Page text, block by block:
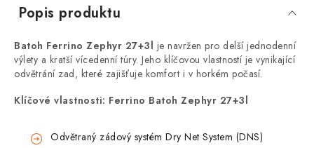
Popis produktu
Batoh Ferrino Zephyr 27+3l je navržen pro delší jednodenní
výlety a kratší vícedenní túry. Jeho klíčovou vlastností je vynikající
odvětrání zad, které zajišťuje komfort i v horkém počasí.
Klíčové vlastnosti: Ferrino Batoh Zephyr 27+3l
Odvětraný zádový systém Dry Net System (DNS)